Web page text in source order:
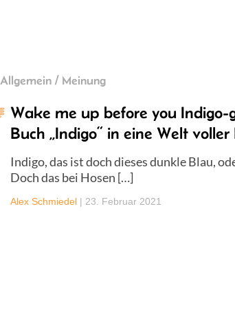
Allgemein / Meinung
Wake me up before you Indigo-
Buch „Indigo“ in eine Welt
Indigo, das ist doch dieses dunkle Blau,
Doch das bei Hosen […]
Alex Schmiedel | 23. Februar 2021